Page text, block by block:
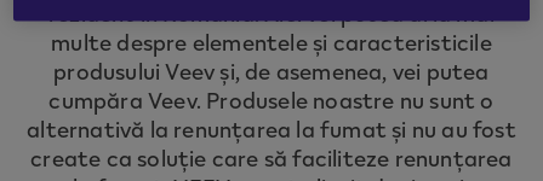
to redirect you to the country you are
located in.
CONTINUE
rezident în România. Aici vei putea afla mai
multe despre elementele și caracteristicile
produsului Veev și, de asemenea, vei putea
cumpăra Veev. Produsele noastre nu sunt o
alternativă la renunțarea la fumat și nu au fost
create ca soluție care să faciliteze renunțarea